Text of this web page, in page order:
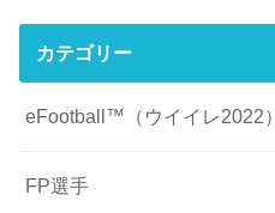
カテゴリー
eFootball™（ウイイレ2022）
FP選手